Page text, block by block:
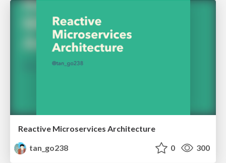
Reactive Microservices Architecture
tan_go238
0 300